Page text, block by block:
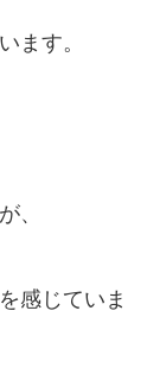
ます。
、
感じていま